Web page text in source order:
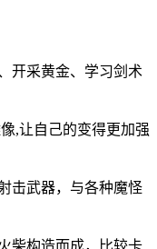
开采黄金、学习剑术
,让自己的变得更加强
击武器，与各种魔怪
柴构造而成，比较卡